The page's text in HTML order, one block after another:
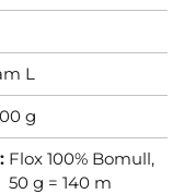
L
g
Flox 100% Bomull,
50 g = 140 m